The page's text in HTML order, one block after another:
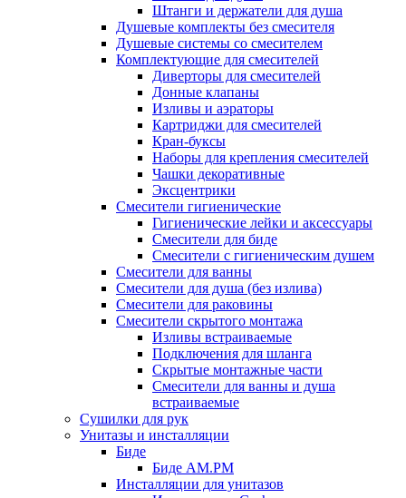
Штанги и держатели для душа
Душевые комплекты без смесителя
Душевые системы со смесителем
Комплектующие для смесителей
Диверторы для смесителей
Донные клапаны
Изливы и аэраторы
Картриджи для смесителей
Кран-буксы
Наборы для крепления смесителей
Чашки декоративные
Эксцентрики
Смесители гигиенические
Гигиенические лейки и аксессуары
Смесители для биде
Смесители с гигиеническим душем
Смесители для ванны
Смесители для душа (без излива)
Смесители для раковины
Смесители скрытого монтажа
Изливы встраиваемые
Подключения для шланга
Скрытые монтажные части
Смесители для ванны и душа
встраиваемые
Сушилки для рук
Унитазы и инсталляции
Биде
Биде AM.PM
Инсталляции для унитазов